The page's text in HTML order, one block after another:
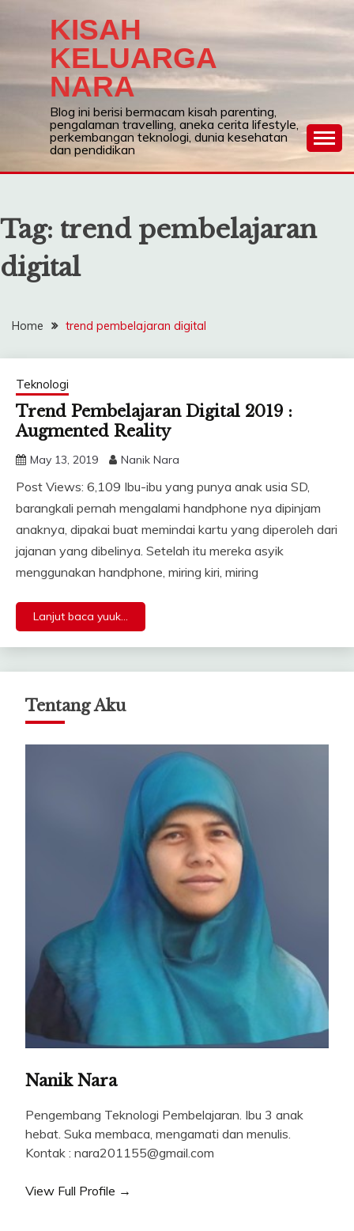
KISAH
KELUARGA
NARA
Blog ini berisi bermacam kisah parenting,
pengalaman travelling, aneka cerita lifestyle,
perkembangan teknologi, dunia kesehatan
dan pendidikan
Tag: trend pembelajaran
digital
Home trend pembelajaran digital
Teknologi
Trend Pembelajaran Digital 2019 :
Augmented Reality
May 13, 2019 Nanik Nara
Post Views: 6,109 Ibu-ibu yang punya anak usia SD,
barangkali pernah mengalami handphone nya dipinjam
anaknya, dipakai buat memindai kartu yang diperoleh dari
jajanan yang dibelinya. Setelah itu mereka asyik
menggunakan handphone, miring kiri, miring
Lanjut baca yuuk...
Tentang Aku
Nanik Nara
Pengembang Teknologi Pembelajaran. Ibu 3 anak
hebat. Suka membaca, mengamati dan menulis.
Kontak : nara201155@gmail.com
View Full Profile →